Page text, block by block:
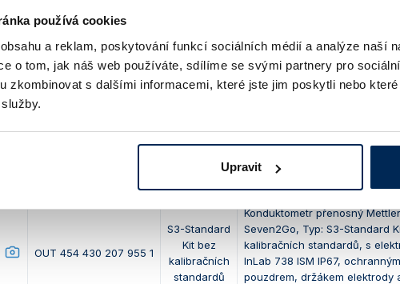
používá cookies
a reklam, poskytování funkcí sociálních médií a analýze naší
o tom, jak náš web používáte, sdílíme se svými partnery pro
zkombinovat s dalšími informacemi, které jste jim poskytli nebo
Upravit
454 430 207 873
S7-
742 ISM IP67, držákem elektrody,
µS/cm, zápěstním řemínkem a
OUT 454 430 207 955 1
S3-Standard
Kit bez
kalibračních
standardů
Konduktometr přenosný
Seven2Go, Typ: S3-Standard
kalibračních standardů, s
InLab 738 ISM IP67, ochranným
pouzdrem, držákem elektrody